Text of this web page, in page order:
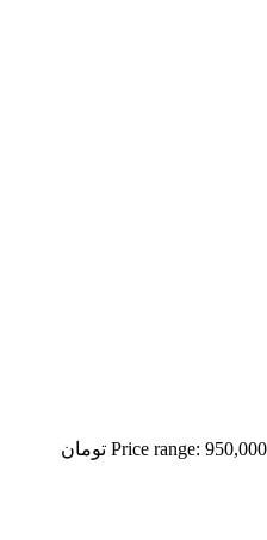
Price range: 950,000 تومان